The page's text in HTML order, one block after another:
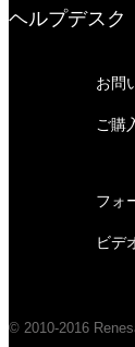
ヘルプデスク
お問
ご購
フォ
ビデ
© 2010-2016